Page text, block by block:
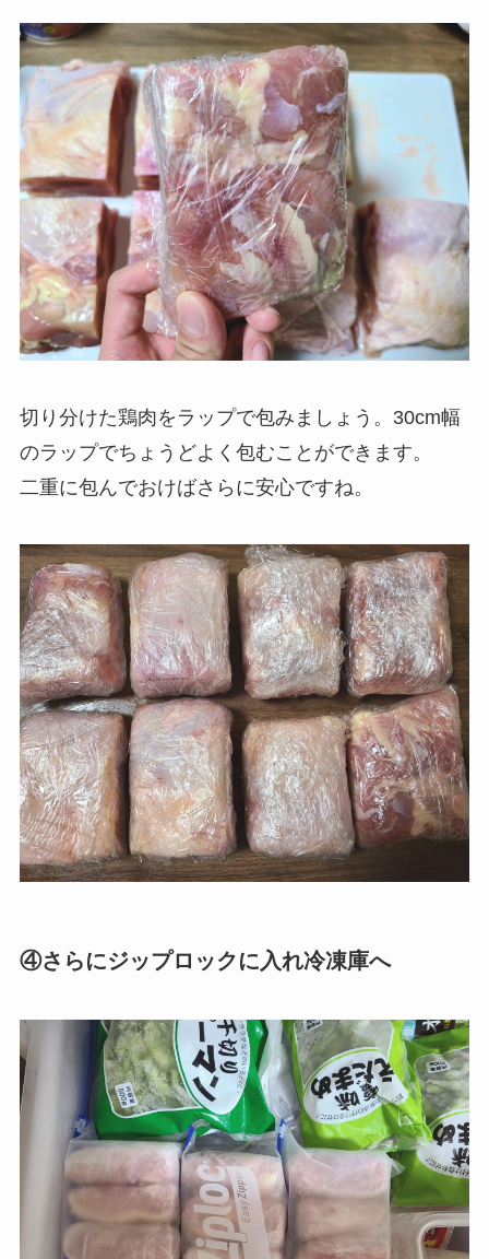
切り分けた鶏肉をラップで包みましょう。30cm幅
のラップでちょうどよく包むことができます。
二重に包んでおけばさらに安心ですね。
④さらにジップロックに入れ冷凍庫へ